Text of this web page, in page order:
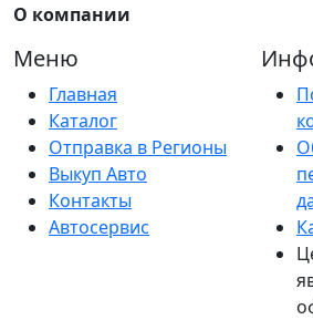
О компании
Меню
Главная
Каталог
Отправка в Регионы
Выкуп Авто
Контакты
Автосервис